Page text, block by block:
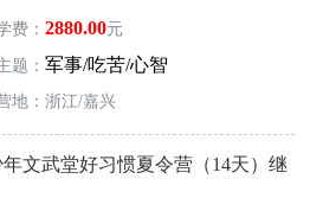
费： 2880.00元
题： 军事/吃苦/心智
地：浙江/嘉兴
年文武堂好习惯夏令营（14天）继